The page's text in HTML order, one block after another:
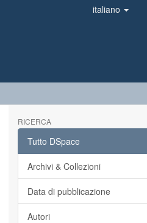
italiano
RICERCA
Tutto DSpace
Archivi & Collezioni
Data di pubblicazione
Autori